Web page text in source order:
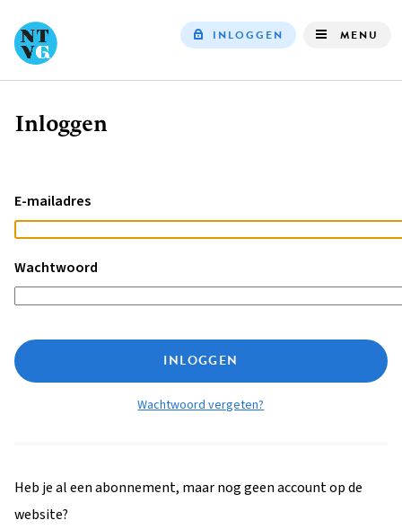
INLOGGEN MENU
Kruimelpad
Inloggen
E-mailadres
Wachtwoord
INLOGGEN
Wachtwoord vergeten?
Heb je al een abonnement, maar nog geen account op de
website?